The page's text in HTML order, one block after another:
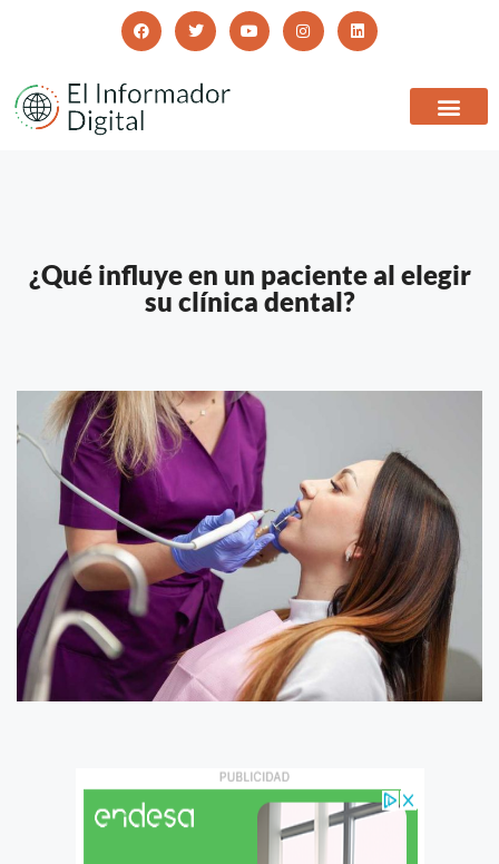
¿Qué influye en un paciente al elegir
su clínica dental?